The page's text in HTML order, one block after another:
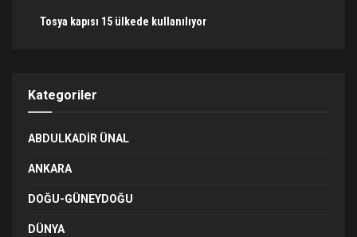
Tosya kapısı 15 ülkede kullanılıyor
Kategoriler
ABDULKADIR ÜNAL
ANKARA
DOĞU-GÜNEYDOĞU
DÜNYA